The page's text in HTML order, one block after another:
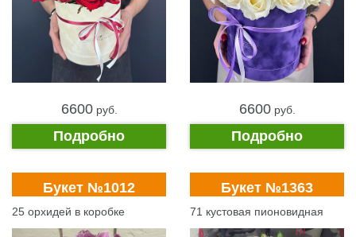
6600pуб.
Подробно
6600pуб.
Подробно
Букет №1012
25 орхидей в коробке
Букет №1363
71 кустовая пионовидная
роза